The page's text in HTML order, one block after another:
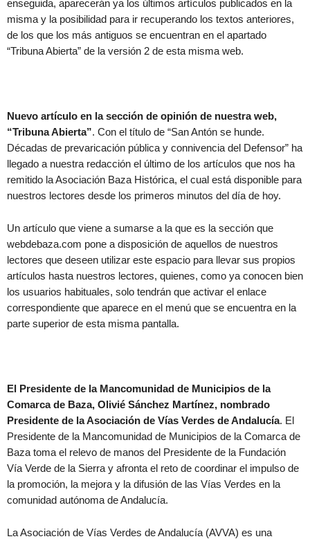
enseguida, aparecerán ya los últimos artículos publicados en la
misma y la posibilidad para ir recuperando los textos anteriores,
de los que los más antiguos se encuentran en el apartado
“Tribuna Abierta” de la versión 2 de esta misma web.
Nuevo artículo en la sección de opinión de nuestra web,
“Tribuna Abierta”. Con el título de “San Antón se hunde.
Décadas de prevaricación pública y connivencia del Defensor” ha
llegado a nuestra redacción el último de los artículos que nos ha
remitido la Asociación Baza Histórica, el cual está disponible para
nuestros lectores desde los primeros minutos del día de hoy.
Un artículo que viene a sumarse a la que es la sección que
webdebaza.com pone a disposición de aquellos de nuestros
lectores que deseen utilizar este espacio para llevar sus propios
artículos hasta nuestros lectores, quienes, como ya conocen bien
los usuarios habituales, solo tendrán que activar el enlace
correspondiente que aparece en el menú que se encuentra en la
parte superior de esta misma pantalla.
El Presidente de la Mancomunidad de Municipios de la
Comarca de Baza, Olivié Sánchez Martínez, nombrado
Presidente de la Asociación de Vías Verdes de Andalucía. El
Presidente de la Mancomunidad de Municipios de la Comarca de
Baza toma el relevo de manos del Presidente de la Fundación
Vía Verde de la Sierra y afronta el reto de coordinar el impulso de
la promoción, la mejora y la difusión de las Vías Verdes en la
comunidad autónoma de Andalucía.
La Asociación de Vías Verdes de Andalucía (AVVA) es una